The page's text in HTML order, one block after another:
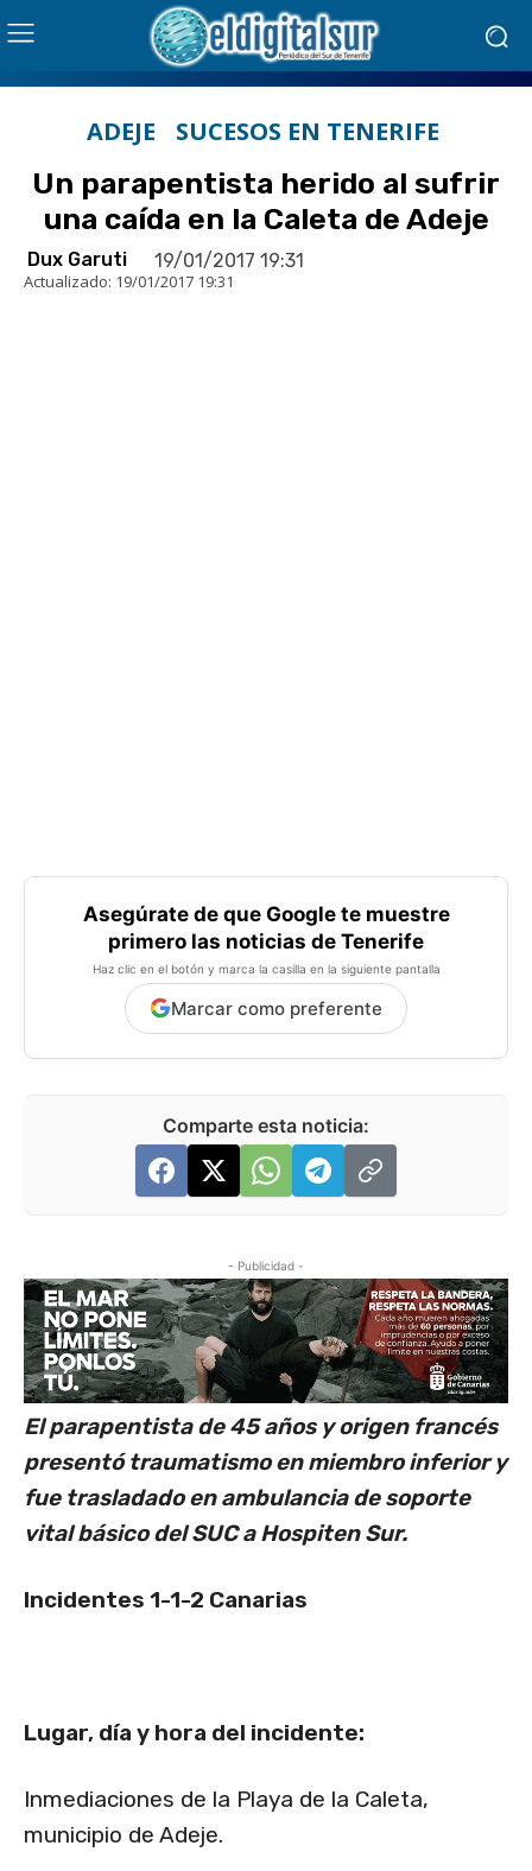
ADEJE SUCESOS EN TENERIFE
Un parapentista herido al sufrir
una caída en la Caleta de Adeje
Dux Garuti 19/01/2017 19:31
Actualizado: 19/01/2017 19:31
Asegúrate de que Google te muestre
primero las noticias de Tenerife
Haz clic en el botón y marca la casilla en la siguiente pantalla
Marcar como preferente
Comparte esta noticia:
- Publicidad -
El parapentista de 45 años y origen francés
presentó traumatismo en miembro inferior y
fue trasladado en ambulancia de soporte
vital básico del SUC a Hospiten Sur.
Incidentes 1-1-2 Canarias
Lugar, día y hora del incidente:
Inmediaciones de la Playa de la Caleta,
municipio de Adeje.